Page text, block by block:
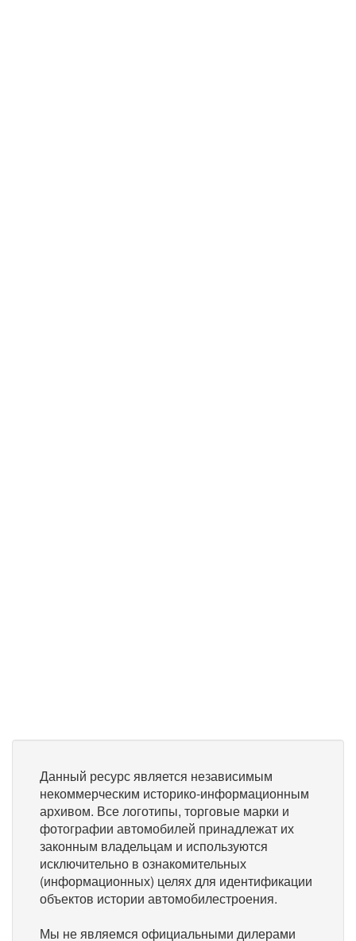
Данный ресурс является независимым
некоммерческим историко-информационным
архивом. Все логотипы, торговые марки и
фотографии автомобилей принадлежат их
законным владельцам и используются
исключительно в ознакомительных
(информационных) целях для идентификации
объектов истории автомобилестроения.
Мы не являемся официальными дилерами